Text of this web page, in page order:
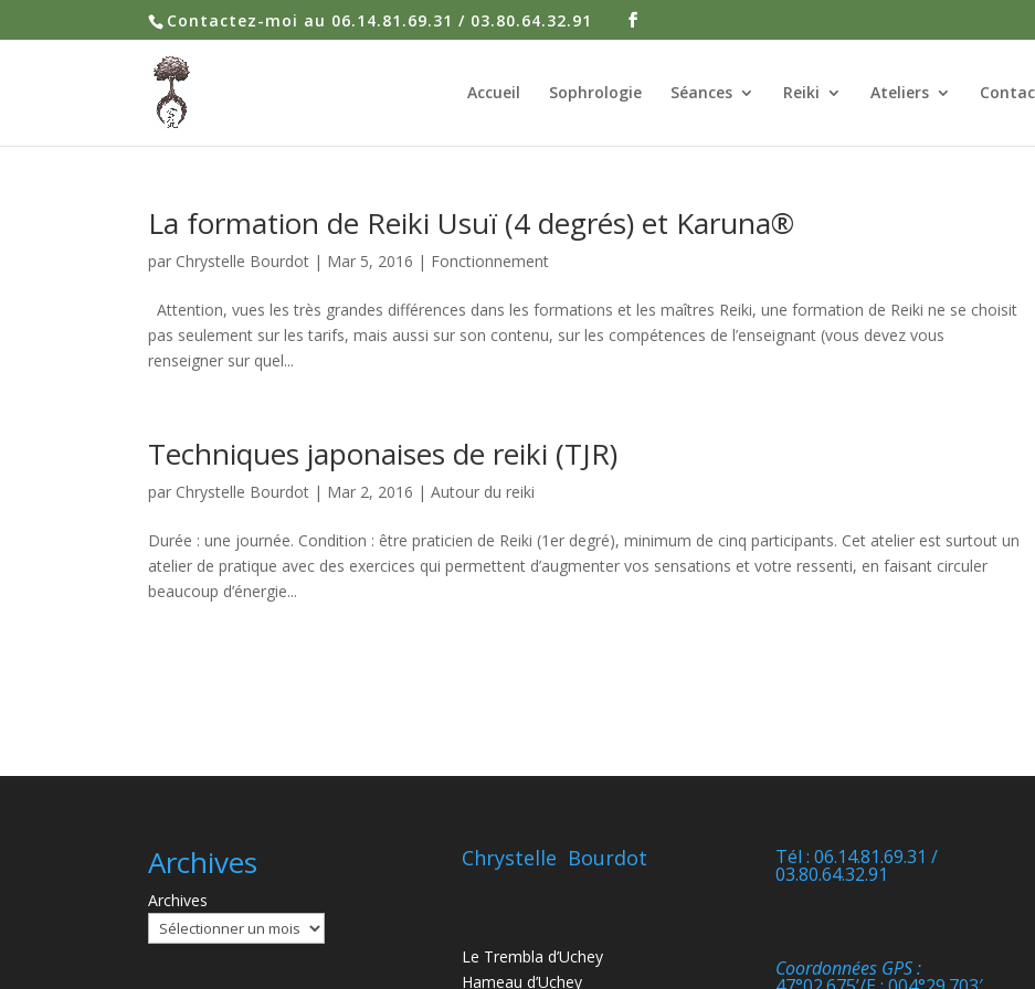
Contactez-moi au 06.14.81.69.31 / 03.80.64.32.91
Accueil Sophrologie Séances Reiki Ateliers
La formation de Reiki Usuï (4 degrés) et Karuna®
par Chrystelle Bourdot | Mar 5, 2016 | Fonctionnement
Attention, vues les très grandes différences dans les formations et les maîtres Reiki, une formation de Reiki ne se choisit
pas seulement sur les tarifs, mais aussi sur son contenu, sur les compétences de l’enseignant (vous devez vous
renseigner sur quel...
Techniques japonaises de reiki (TJR)
par Chrystelle Bourdot | Mar 2, 2016 |Autour du reiki
Durée : une journée. Condition : être praticien de Reiki (1er degré), minimum de cinq participants. Cet atelier est surtout un
atelier de pratique avec des exercices qui permettent d’augmenter vos sensations et votre ressenti, en faisant circuler
beaucoup d’énergie...
Archives
Archives
Chrystelle Bourdot
Le Trembla d’Uchey
Hameau d’Uchey
Tél : 06.14.81.69.31 /
03.80.64.32.91
Coordonnées GPS :